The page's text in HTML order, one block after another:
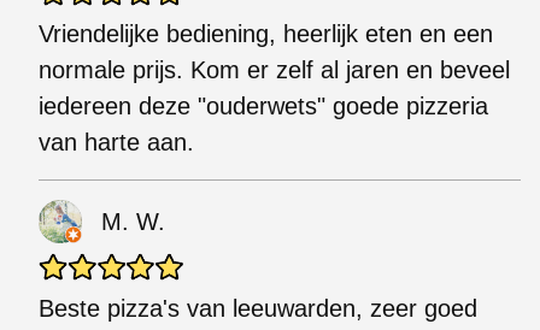
Vriendelijke bediening, heerlijk eten en een
normale prijs. Kom er zelf al jaren en beveel
iedereen deze "ouderwets" goede pizzeria
van harte aan.
M. W.
Beste pizza's van leeuwarden, zeer goed